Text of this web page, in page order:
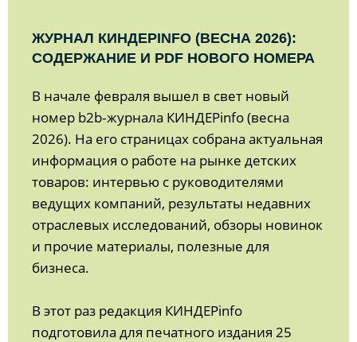
ЖУРНАЛ КИНДЕРINFO (ВЕСНА 2026):
СОДЕРЖАНИЕ И PDF НОВОГО НОМЕРА
В начале февраля вышел в свет новый
номер b2b‑журнала КИНДЕРinfo (весна
2026). На его страницах собрана актуальная
информация о работе на рынке детских
товаров: интервью с руководителями
ведущих компаний, результаты недавних
отраслевых исследований, обзоры новинок
и прочие материалы, полезные для
бизнеса.
В этот раз редакция КИНДЕРinfo
подготовила для печатного издания 25